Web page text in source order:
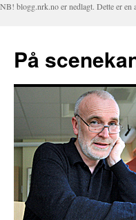
NB! blogg.nrk.no er nedlagt. Dette er en
På